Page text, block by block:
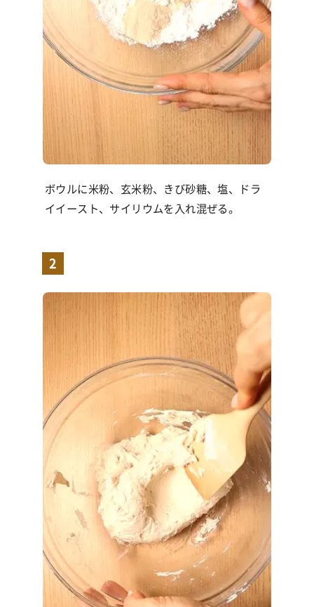
ボウルに米粉、玄米粉、きび砂糖、塩、ドラ
イイースト、サイリウムを入れ混ぜる。
2